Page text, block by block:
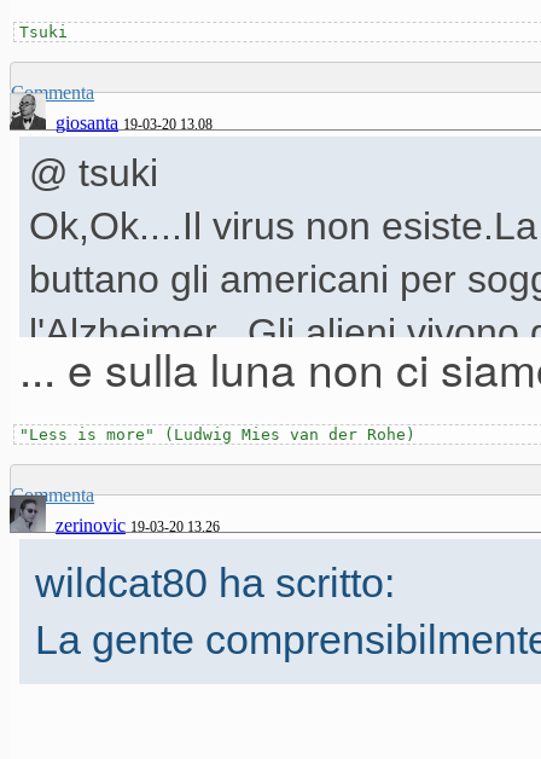
Tsuki
Commenta
giosanta 19-03-20 13.08
@ tsuki
Ok,Ok....Il virus non
buttano gli americani per
l'Alzheimer...Gli alieni
aliene nei fondali marini...
ha mai fine.
... e sulla luna non ci
"Less is more" (Ludwig Mies van der Rohe)
Commenta
zerinovic 19-03-20 13.26
wildcat80 ha scritto:
La gente